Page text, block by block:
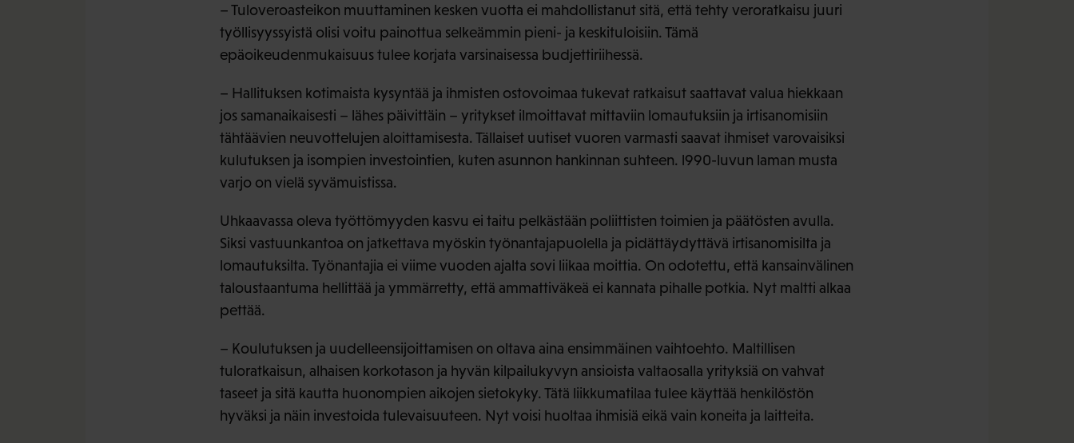
– Tuloveroasteikon muuttaminen kesken vuotta ei mahdollistanut sitä, että tehty veroratkaisu juuri
työllisyyssyistä olisi voitu painottua selkeämmin pieni- ja keskituloisiin. Tämä
epäoikeudenmukaisuus tulee korjata varsinaisessa budjettiriihessä.
– Hallituksen kotimaista kysyntää ja ihmisten ostovoimaa tukevat ratkaisut saattavat valua hiekkaan
jos samanaikaisesti – lähes päivittäin – yritykset ilmoittavat mittaviin lomautuksiin ja irtisanomisiin
tähtäävien neuvottelujen aloittamisesta. Tällaiset uutiset vuoren varmasti saavat ihmiset varovaisiksi
kulutuksen ja isompien investointien, kuten asunnon hankinnan suhteen. l990-luvun laman musta
varjo on vielä syvämuistissa.
Uhkaavassa oleva työttömyyden kasvu ei taitu pelkästään poliittisten toimien ja päätösten avulla.
Siksi vastuunkantoa on jatkettava myöskin työnantajapuolella ja pidättäydyttävä irtisanomisilta ja
lomautuksilta. Työnantajia ei viime vuoden ajalta sovi liikaa moittia. On odotettu, että kansainvälinen
taloustaantuma hellittää ja ymmärretty, että ammattiväkeä ei kannata pihalle potkia. Nyt maltti alkaa
pettää.
– Koulutuksen ja uudelleensijoittamisen on oltava aina ensimmäinen vaihtoehto. Maltillisen
tuloratkaisun, alhaisen korkotason ja hyvän kilpailukyvyn ansioista valtaosalla yrityksiä on vahvat
taseet ja sitä kautta huonompien aikojen sietokyky. Tätä liikkumatilaa tulee käyttää henkilöstön
hyväksi ja näin investoida tulevaisuuteen. Nyt voisi huoltaa ihmisiä eikä vain koneita ja laitteita.